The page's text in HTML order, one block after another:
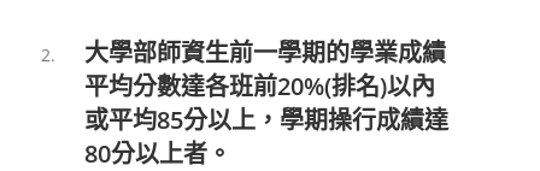
大學部師資生前一學期的學業成績
平均分數達各班前20%(排名)以內
或平均85分以上，學期操行成績達
80分以上者。